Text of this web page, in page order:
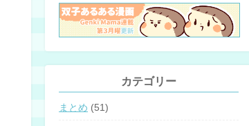
カテゴリー
まとめ (51)